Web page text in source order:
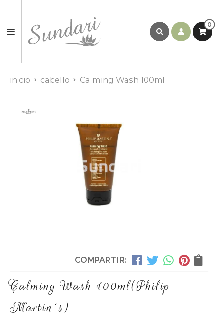
0
inicio cabello Calming Wash 100ml
COMPARTIR:
Calming Wash 100ml(Philip
Martin´s)